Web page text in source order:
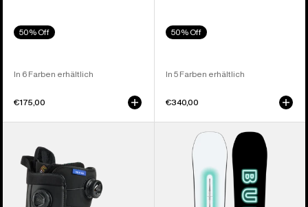
50% Off
In 6 Farben erhältlich
€175,00
50% Off
In 5 Farben erhältlich
€340,00
Highshot
Step On®
Snowboardboots
Custom
Camber
Snowboard